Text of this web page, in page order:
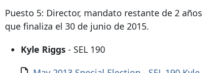
Puesto 5: Director, mandato restante de 2 años
que finaliza el 30 de junio de 2015.
Kyle Riggs - SEL 190